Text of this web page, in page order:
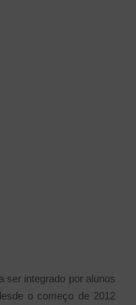
ser integrado por alunos
o começo de 2012